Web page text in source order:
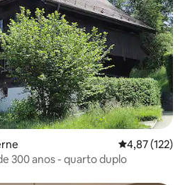
4,87 de uma
4,87 (122)
300 anos - quarto duplo